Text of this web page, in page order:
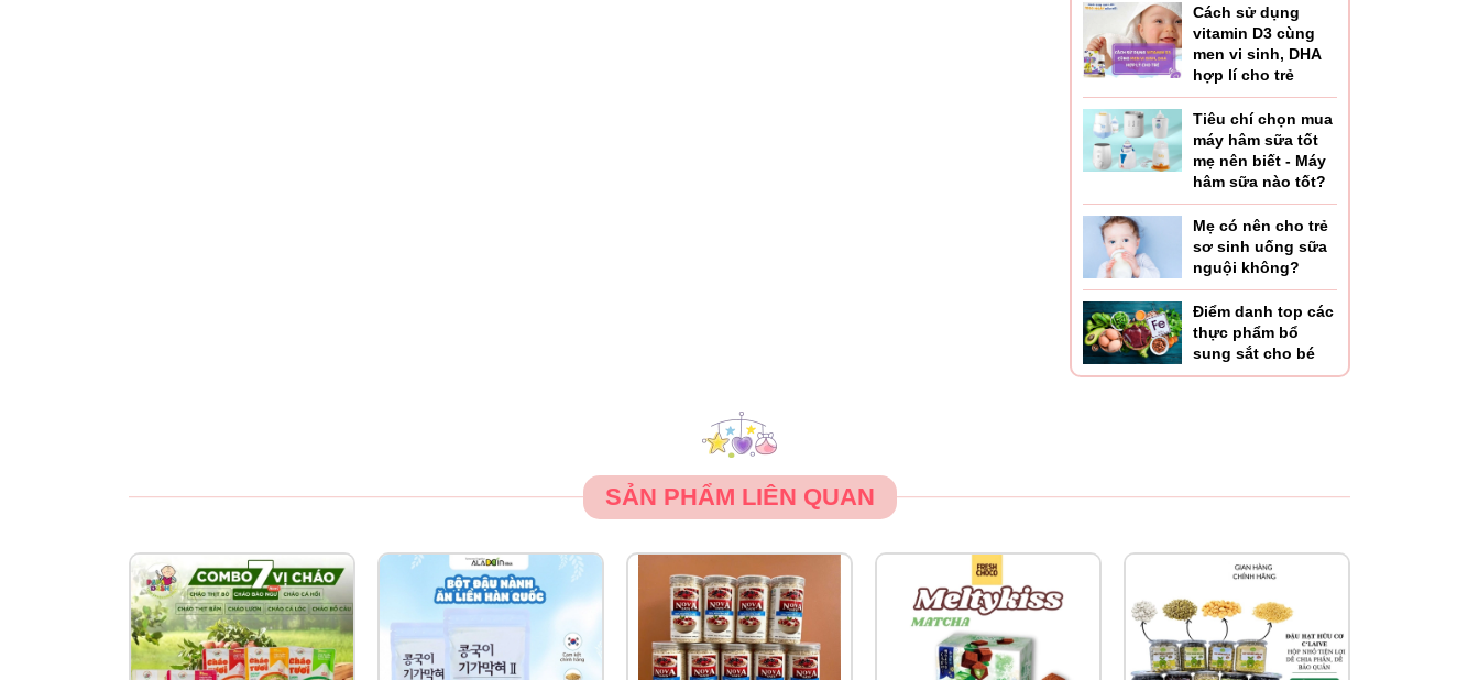
Cách sử dụng
vitamin D3 cùng
men vi sinh, DHA
hợp lí cho trẻ
Tiêu chí chọn mua
máy hâm sữa tốt
mẹ nên biết - Máy
hâm sữa nào tốt?
Mẹ có nên cho trẻ
sơ sinh uống sữa
nguội không?
Điểm danh top các
thực phẩm bổ
sung sắt cho bé
SẢN PHẨM LIÊN QUAN